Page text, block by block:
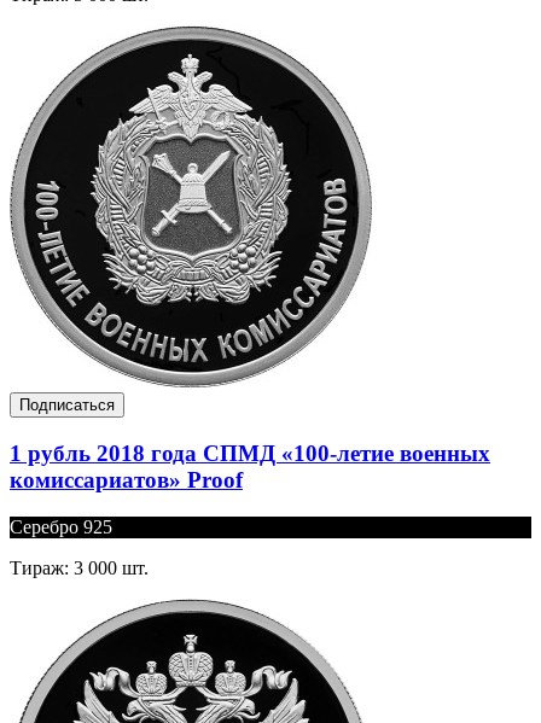
Подписаться
1 рубль 2018 года СПМД «100-летие военных
комиссариатов» Proof
Серебро 925
Тираж: 3 000 шт.